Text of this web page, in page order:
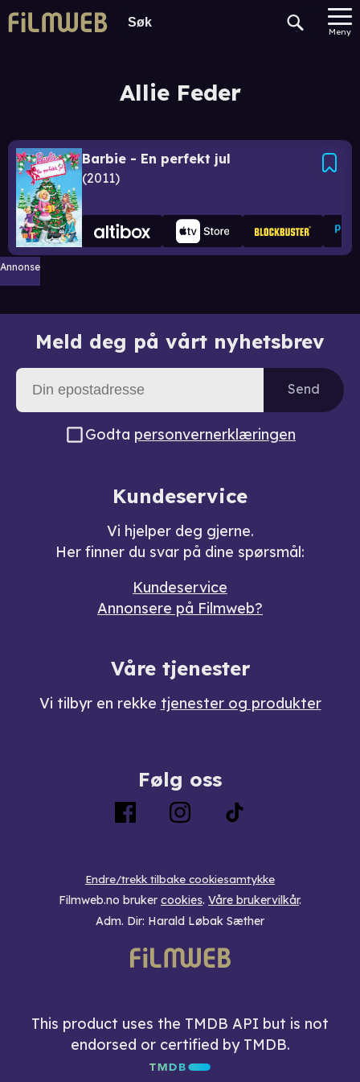
Meny
Allie Feder
Barbie - En perfekt jul
2011
Annonse
Meld deg på vårt nyhetsbrev
Send
Godta personvernerklæringen
Kundeservice
Vi hjelper deg gjerne.
Her finner du svar på dine spørsmål:
Kundeservice
Annonsere på Filmweb?
Våre tjenester
Vi tilbyr en rekke tjenester og produkter
Følg oss
Endre/trekk tilbake cookiesamtykke
Filmweb.no bruker cookies. Våre brukervilkår.
Adm. Dir: Harald Løbak Sæther
This product uses the TMDB API but is not
endorsed or certified by TMDB.